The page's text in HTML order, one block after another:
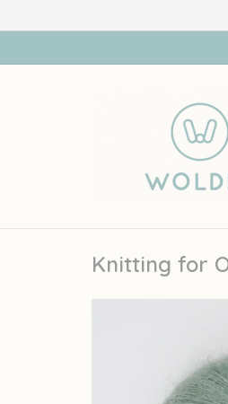
Knitting for